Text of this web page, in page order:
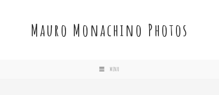
Mauro Monachino Photos
MENU